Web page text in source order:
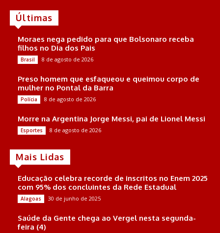
Últimas
Moraes nega pedido para que Bolsonaro receba
filhos no Dia dos Pais
Brasil 8 de agosto de 2026
Preso homem que esfaqueou e queimou corpo de
mulher no Pontal da Barra
Polícia 8 de agosto de 2026
Morre na Argentina Jorge Messi, pai de Lionel Messi
Esportes 8 de agosto de 2026
Mais Lidas
Educação celebra recorde de inscritos no Enem 2025
com 95% dos concluintes da Rede Estadual
Alagoas 30 de junho de 2025
Saúde da Gente chega ao Vergel nesta segunda-
feira (4)